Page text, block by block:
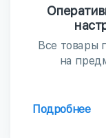
Все товары
на
Подробнее